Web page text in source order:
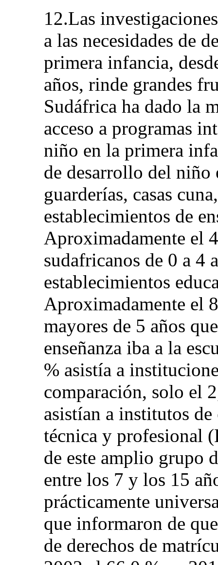
12.Las
a las necesidades de
primera infancia,
años, rinde grandes
Sudáfrica ha dado la
acceso a programas
niño en la primera
de desarrollo del niño
guarderías, casas
establecimientos de
Aproximadamente el
sudafricanos de 0 a 4
establecimientos
Aproximadamente el
mayores de 5 años
enseñanza iba a la
% asistía a
comparación, solo el
asistían a institutos
técnica y profesional
de este amplio grupo
entre los 7 y los 15
prácticamente
que informaron de
de derechos de